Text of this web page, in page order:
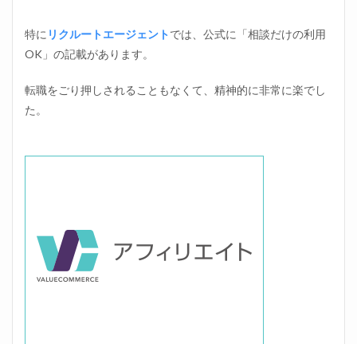
特に リクルートエージェントでは、公式に「相談だけの利用
OK」の記載があります。
転職をごり押しされることもなくて、精神的に非常に楽でし
た。